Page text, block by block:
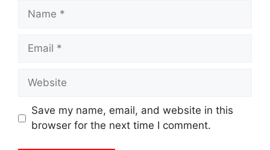
Name
Email
Website
Save my name, email, and website in this
browser for the next time I comment.